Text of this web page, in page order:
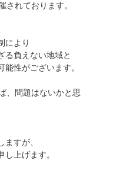
されております。
により
る負えない地域と
性がございます。
、問題はないかと思
すが、
上げます。